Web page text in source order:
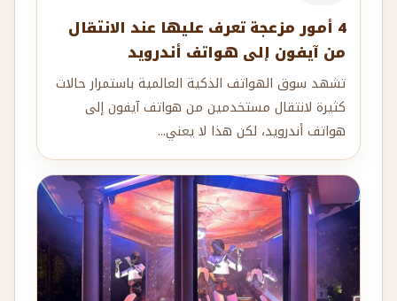
4 أمور مزعجة تعرف عليها عند الانتقال
من آيفون إلى هواتف أندرويد
تشهد سوق الهواتف الذكية العالمية باستمرار حالات
كثيرة لانتقال مستخدمين من هواتف آيفون إلى
هواتف أندرويد، لكن هذا لا يعني...